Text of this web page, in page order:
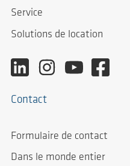
Service
Solutions de location
Contact
Formulaire de contact
Dans le monde entier